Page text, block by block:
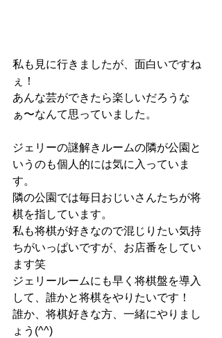
私も見に行きましたが、面白いですね
ぇ！
あんな芸ができたら楽しいだろうな
ぁ〜なんて思っていました。
ジェリーの謎解きルームの隣が公園と
いうのも個人的には気に入っていま
す。
隣の公園では毎日おじいさんたちが将
棋を指しています。
私も将棋が好きなので混じりたい気持
ちがいっぱいですが、お店番をしてい
ます笑
ジェリールームにも早く将棋盤を導入
して、誰かと将棋をやりたいです！
誰か、将棋好きな方、一緒にやりまし
ょう(^^)